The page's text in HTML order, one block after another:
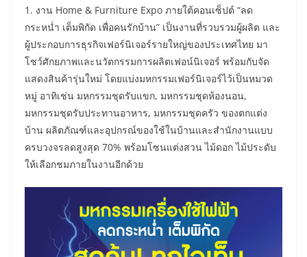
1. งาน Home & Furniture Expo ภายใต้คอนเซ็ปต์ “ลด
กระหน่ำ เต็มพิกัด เพื่อคนรักบ้าน” เป็นงานที่รวบรวมผู้ผลิต และ
ผู้ประกอบการธุรกิจเฟอร์นิเจอร์รายใหญ่ของประเทศไทย มา
โชว์ศักยภาพและนวัตกรรมการผลิตเฟอน์นิเจอร์ พร้อมกับจัด
แสดงสินค้ารุ่นใหม่ โดยแบ่งมหกรรมเฟอร์นิเจอร์ไว้เป็นหมวด
หมู่ อาทิเช่น มหกรรมชุดรับแขก, มหกรรมชุดห้องนอน,
มหกรรมชุดรับประทานอาหาร, มหกรรมชุดครัว ของตกแต่ง
บ้าน ผลิตภัณฑ์และอุปกรณ์ของใช้ในบ้านและสำนักงานแบบ
ครบวงจรลดสูงสุด 70% พร้อมโซนแต่งสวน ไม้ดอก ไม้ประดับ
ให้เลือกชมภายในงานอีกด้วย